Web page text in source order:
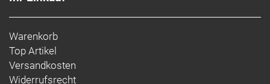
Warenkorb
Top Artikel
Versandkosten
Widerrufsrecht